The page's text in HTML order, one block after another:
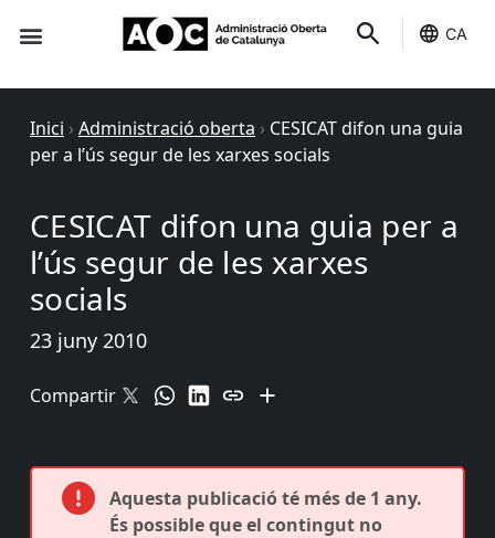
CA
Inici › Administració oberta › CESICAT difon una guia
per a l’ús segur de les xarxes socials
CESICAT difon una guia per a
l’ús segur de les xarxes
socials
23 juny 2010
Compartir
Aquesta publicació té més de 1 any.
És possible que el contingut no